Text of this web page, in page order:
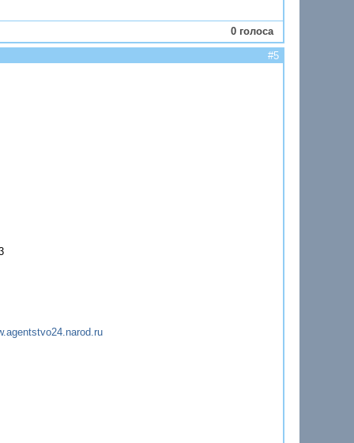
0 голоса
#5